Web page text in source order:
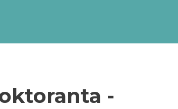
w
-